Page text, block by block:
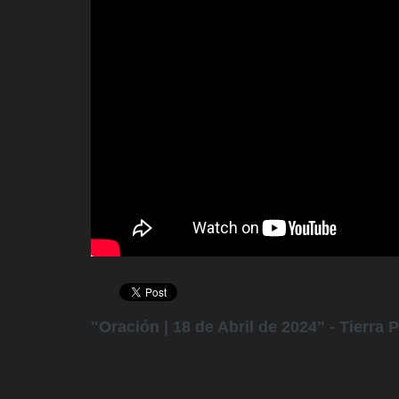
"Oración | 18 de Abril de 2024" - Tierra